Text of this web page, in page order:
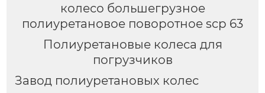
колесо большегрузное
полиуретановое поворотное scp 63
Полиуретановые колеса для
погрузчиков
Завод полиуретановых колес